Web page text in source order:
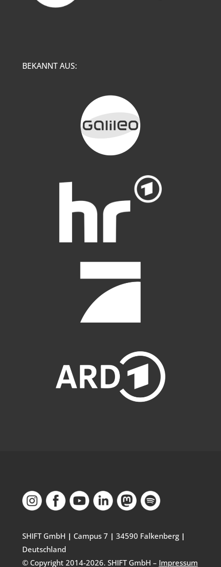
BEKANNT AUS:
SHIFT GmbH | Campus 7 | 34590 Falkenberg |
Deutschland
© Copyright 2014-2026. SHIFT GmbH – Impressum